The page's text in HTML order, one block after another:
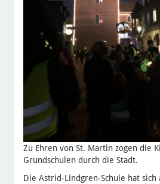
Zu Ehren von St. Martin zogen die
Grundschulen durch die Stadt.
Die Astrid-Lindgren-Schule hat